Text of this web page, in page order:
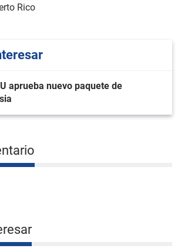
Rico
aprueba nuevo paquete de